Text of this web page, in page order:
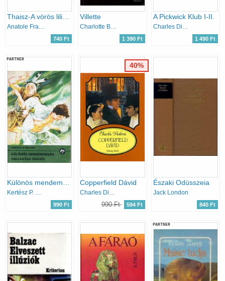
Thaisz-A vörös liliom
Anatole France
740 Ft
Villette
Charlotte Brontë
1 390 Ft
A Pickwick Klub I-II.
Charles Dickens
1 490 Ft
PARTNER
Kertész P. Balázs
990 Ft
Copperfield Dávid
Charles Dickens
990 Ft 594 Ft
40%
Északi Odüsszeia
Jack London
840 Ft
PARTNER